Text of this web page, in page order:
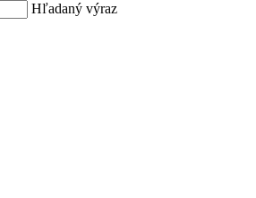
Hľadaný výraz